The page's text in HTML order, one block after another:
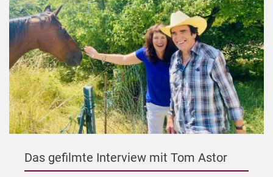
Das gefilmte Interview mit Tom Astor